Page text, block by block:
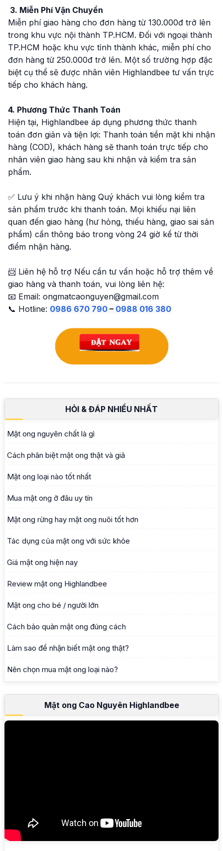
3. Miễn Phí Vận Chuyển
Miễn phí giao hàng cho đơn hàng từ 130.000đ trở lên
trong khu vực nội thành TP.HCM. Đối với ngoại thành
TP.HCM hoặc khu vực tỉnh thành khác, miễn phí cho
đơn hàng từ 250.000đ trở lên. Một số trường hợp đặc
biệt cụ thể sẽ được nhân viên Highlandbee tư vấn trực
tiếp cho khách hàng.
4. Phương Thức Thanh Toán
Hiện tại, Highlandbee áp dụng phương thức thanh
toán đơn giản và tiện lợi: Thanh toán tiền mặt khi nhận
hàng (COD), khách hàng sẽ thanh toán trực tiếp cho
nhân viên giao hàng sau khi nhận và kiểm tra sản
phẩm.
✅ Lưu ý khi nhận hàng Quý khách vui lòng kiểm tra
sản phẩm trước khi thanh toán. Mọi khiếu nại liên
quan đến giao hàng (hư hỏng, thiếu hàng, giao sai sản
phẩm) cần thông báo trong vòng 24 giờ kể từ thời
điểm nhận hàng.
📨 Liên hệ hỗ trợ Nếu cần tư vấn hoặc hỗ trợ thêm về
giao hàng và thanh toán, vui lòng liên hệ:
📧 Email: ongmatcaonguyen@gmail.com
📞 Hotline: 0986 670 790 – 0988 016 380
HỎI & ĐÁP NHIỀU NHẤT
Mật ong nguyên chất là gì
Cách phân biệt mật ong thật và giả
Mật ong loại nào tốt nhất
Mua mật ong ở đâu uy tín
Mật ong rừng hay mật ong nuôi tốt hơn
Tác dụng của mật ong với sức khỏe
Giá mật ong hiện nay
Review mật ong Highlandbee
Mật ong cho bé / người lớn
Cách bảo quản mật ong đúng cách
Làm sao để nhận biết mật ong thật?
Nên chọn mua mật ong loại nào?
Mật ong Cao Nguyên Highlandbee